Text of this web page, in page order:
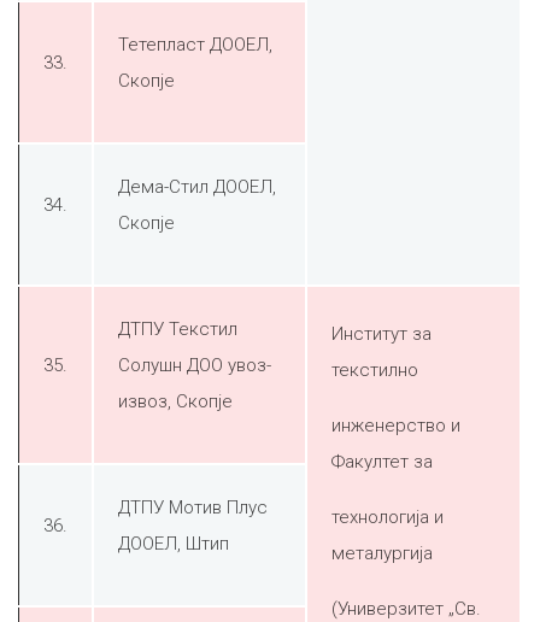
33.
Тетепласт ДООЕЛ,
Скопје
34.
Дема-Стил ДООЕЛ,
Скопје
35.
ДТПУ Текстил
Солушн ДОО увоз-
извоз, Скопје
Институт за
текстилно
инженерство и
Факултет за
технологија и
металургија
(Универзитет „Св.
36.
ДТПУ Мотив Плус
ДООЕЛ, Штип